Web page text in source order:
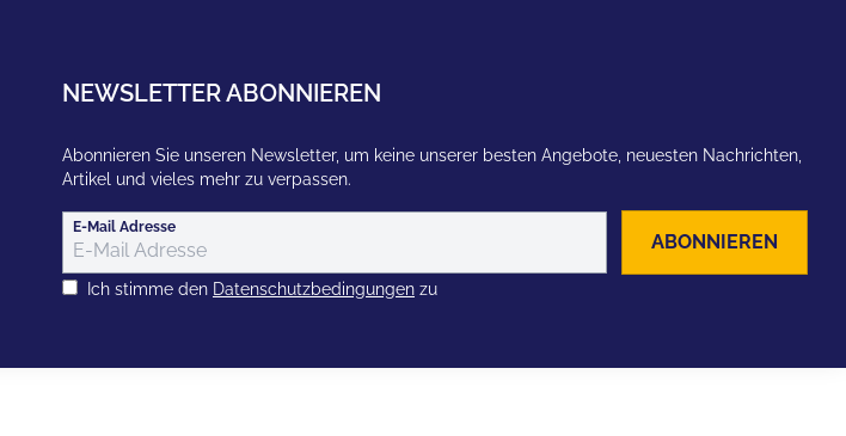
NEWSLETTER ABONNIEREN
Abonnieren Sie unseren Newsletter, um keine unserer besten Angebote, neuesten Nachrichten,
Artikel und vieles mehr zu verpassen.
E-Mail Adresse
ABONNIEREN
Ich stimme den Datenschutzbedingungen zu